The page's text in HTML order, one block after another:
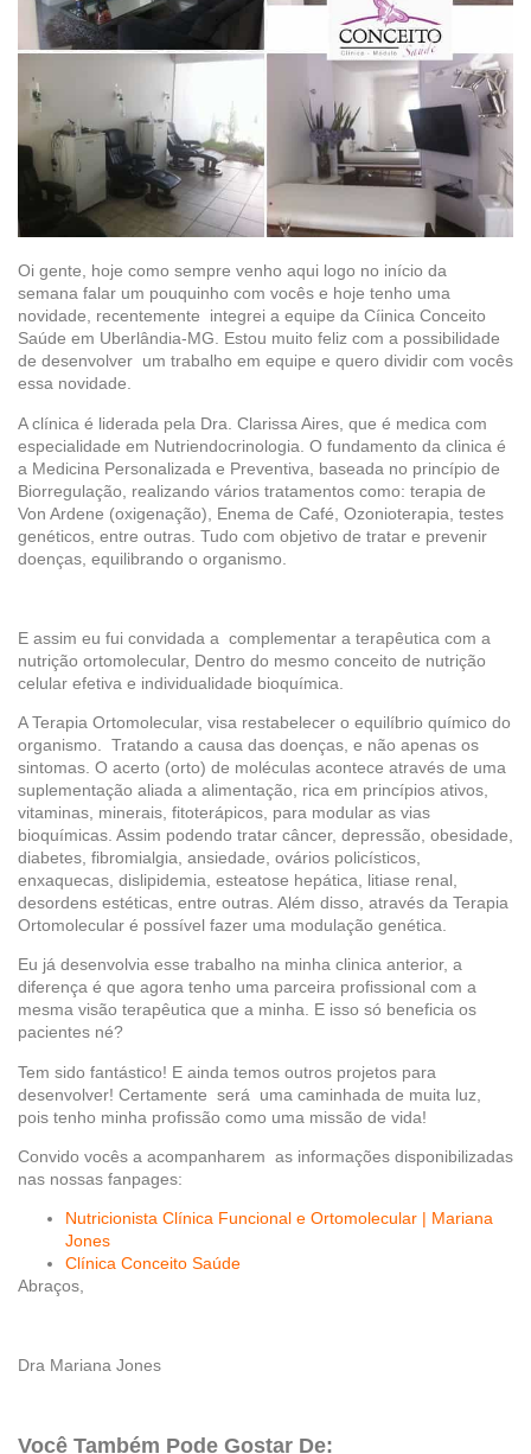
Oi gente, hoje como sempre venho aqui logo no início da
semana falar um pouquinho com vocês e hoje tenho uma
novidade, recentemente integrei a equipe da Cíinica Conceito
Saúde em Uberlândia-MG. Estou muito feliz com a possibilidade
de desenvolver um trabalho em equipe e quero dividir com vocês
essa novidade.
A clínica é liderada pela Dra. Clarissa Aires, que é medica com
especialidade em Nutriendocrinologia. O fundamento da clinica é
a Medicina Personalizada e Preventiva, baseada no princípio de
Biorregulação, realizando vários tratamentos como: terapia de
Von Ardene (oxigenação), Enema de Café, Ozonioterapia, testes
genéticos, entre outras. Tudo com objetivo de tratar e prevenir
doenças, equilibrando o organismo.
E assim eu fui convidada a complementar a terapêutica com a
nutrição ortomolecular, Dentro do mesmo conceito de nutrição
celular efetiva e individualidade bioquímica.
A Terapia Ortomolecular, visa restabelecer o equilíbrio químico do
organismo. Tratando a causa das doenças, e não apenas os
sintomas. O acerto (orto) de moléculas acontece através de uma
suplementação aliada a alimentação, rica em princípios ativos,
vitaminas, minerais, fitoterápicos, para modular as vias
bioquímicas. Assim podendo tratar câncer, depressão, obesidade,
diabetes, fibromialgia, ansiedade, ovários policísticos,
enxaquecas, dislipidemia, esteatose hepática, litiase renal,
desordens estéticas, entre outras. Além disso, através da Terapia
Ortomolecular é possível fazer uma modulação genética.
Eu já desenvolvia esse trabalho na minha clinica anterior, a
diferença é que agora tenho uma parceira profissional com a
mesma visão terapêutica que a minha. E isso só beneficia os
pacientes né?
Tem sido fantástico! E ainda temos outros projetos para
desenvolver! Certamente será uma caminhada de muita luz,
pois tenho minha profissão como uma missão de vida!
Convido vocês a acompanharem as informações disponibilizadas
nas nossas fanpages:
Nutricionista Clínica Funcional e Ortomolecular | Mariana
Jones
Clínica Conceito Saúde
Abraços,
Dra Mariana Jones
Você Também Pode Gostar De: